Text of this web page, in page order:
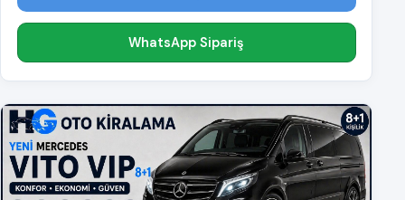
WhatsApp Sipariş